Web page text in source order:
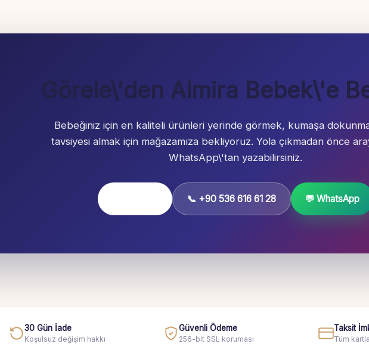
Görele\'den Almira Bebek\'e
Bebeğiniz için en kaliteli ürünleri yerinde görmek, kumaşa
tavsiyesi almak için mağazamıza bekliyoruz. Yola çıkmadan önce
WhatsApp\'tan yazabilirsiniz.
📞 +90 536 616 61 28 💬 WhatsApp
30 Gün İade
Koşulsuz değişim hakkı
Güvenli Ödeme
256-bit SSL koruması
Taksit
Tüm